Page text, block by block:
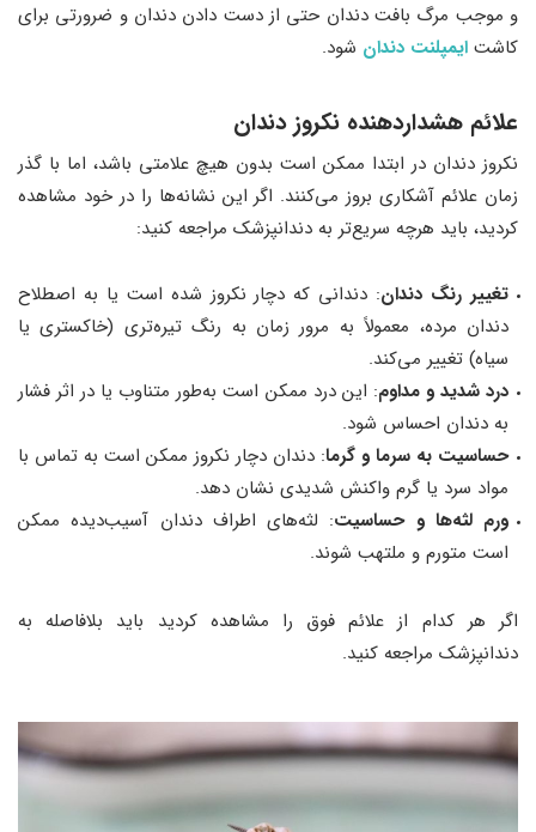
و موجب مرگ بافت دندان حتی از دست دادن دندان و ضرورتی برای
کاشت ایمپلنت دندان شود.
علائم هشداردهنده نکروز دندان
نکروز دندان در ابتدا ممکن است بدون هیچ علامتی باشد، اما با گذر
زمان علائم آشکاری بروز می‌کنند. اگر این نشانه‌ها را در خود مشاهده
کردید، باید هرچه سریع‌تر به دندانپزشک مراجعه کنید:
تغییر رنگ دندان: دندانی که دچار نکروز شده است یا به اصطلاح
دندان مرده، معمولاً به مرور زمان به رنگ تیره‌تری (خاکستری یا
سیاه) تغییر می‌کند.
درد شدید و مداوم: این درد ممکن است به‌طور متناوب یا در اثر فشار
به دندان احساس شود.
حساسیت به سرما و گرما: دندان دچار نکروز ممکن است به تماس با
مواد سرد یا گرم واکنش شدیدی نشان دهد.
ورم لثه‌ها و حساسیت: لثه‌های اطراف دندان آسیب‌دیده ممکن
است متورم و ملتهب شوند.
اگر هر کدام از علائم فوق را مشاهده کردید باید بلافاصله به
دندانپزشک مراجعه کنید.